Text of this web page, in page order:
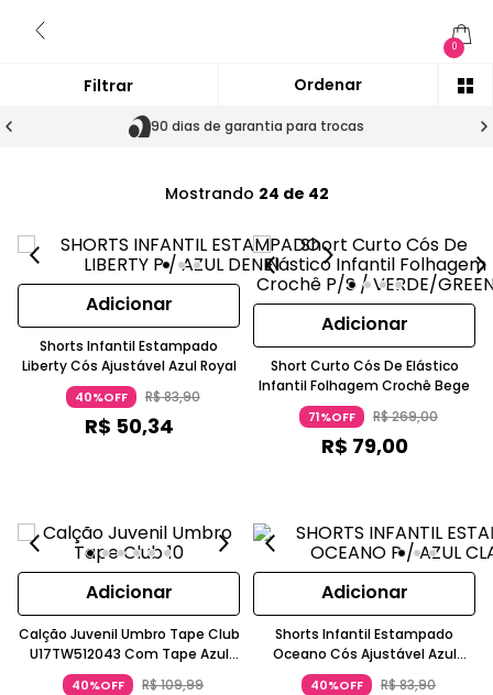
0
90 dias de garantia para trocas
Mostrando 24 de 42
Adicionar
Shorts Infantil Estampado
Liberty Cós Ajustável Azul Royal
40%OFF R$83,90
R$ 50,34
Adicionar
Short Curto Cós De Elástico
Infantil Folhagem Crochê Bege
71%OFF R$269,00
R$ 79,00
Adicionar
Calção Juvenil Umbro Tape Club
U17TW512043 Com Tape Azul
Marinho
40%OFF R$109,99
Adicionar
Shorts Infantil Estampado
Oceano Cós Ajustável Azul
Claro
40%OFF R$83,90